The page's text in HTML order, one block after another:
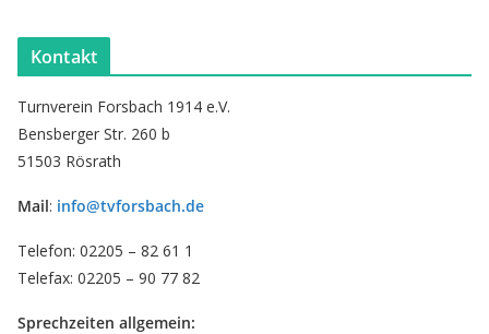
Kontakt
Turnverein Forsbach 1914 e.V.
Bensberger Str. 260 b
51503 Rösrath
Mail: info@tvforsbach.de
Telefon: 02205 – 82 61 1
Telefax: 02205 – 90 77 82
Sprechzeiten allgemein: